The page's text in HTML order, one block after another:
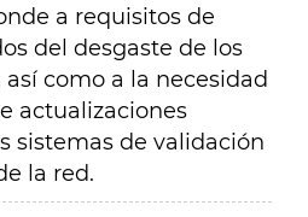
a requisitos de
del desgaste de los
como a la necesidad
actualizaciones
sistemas de validación
la red.